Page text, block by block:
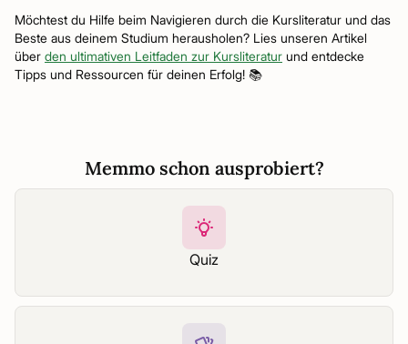
Möchtest du Hilfe beim Navigieren durch die Kursliteratur und das
Beste aus deinem Studium herausholen? Lies unseren Artikel
über den ultimativen Leitfaden zur Kursliteratur und entdecke
Tipps und Ressourcen für deinen Erfolg! 📚
Memmo schon ausprobiert?
Quiz